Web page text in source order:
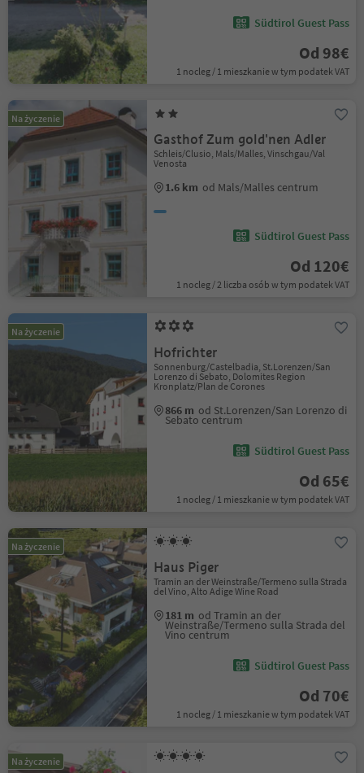
Südtirol Guest Pass
Od 98€
1 nocleg / 1 mieszkanie w tym podatek VAT
Na życzenie
Gasthof Zum gold'nen Adler
Schleis/Clusio, Mals/Malles, Vinschgau/Val
Venosta
1.6 km od Mals/Malles centrum
Südtirol Guest Pass
Od 120€
1 nocleg / 2 liczba osób w tym podatek VAT
Na życzenie
Hofrichter
Sonnenburg/Castelbadia, St.Lorenzen/San
Lorenzo di Sebato, Dolomites Region
Kronplatz/Plan de Corones
866 m od St.Lorenzen/San Lorenzo di
Sebato centrum
Südtirol Guest Pass
Od 65€
1 nocleg / 1 mieszkanie w tym podatek VAT
Na życzenie
Haus Piger
Tramin an der Weinstraße/Termeno sulla Strada
del Vino, Alto Adige Wine Road
181 m od Tramin an der
Weinstraße/Termeno sulla Strada del
Vino centrum
Südtirol Guest Pass
Od 70€
1 nocleg / 1 mieszkanie w tym podatek VAT
Na życzenie